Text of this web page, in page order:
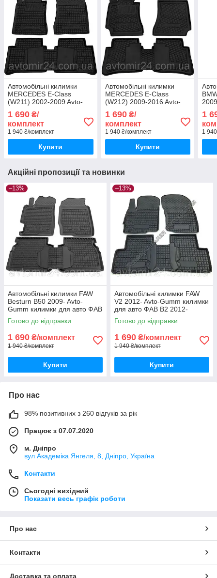
Автомобільні килимки
MERCEDES E-Class
(W211) 2002-2009 Avto-
МЕРСЕДЕС Е-Класс
(В211) 2002-2009 Автогум
1 690 ₴/
комплект
1 940 ₴/комплект
Купити
Автомобільні килимки
MERCEDES E-Class
(W212) 2009-2016 Avto-
МЕРСЕДЕС Е-Класс
(В212) 2009-2016 Автогум
1 690₴/
комплект
1 940 ₴/комплект
Купити
1
1
Акційні пропозиції та новинки
–13%
Автомобільні килимки FAW
Besturn B50 2009- Avto-
Gumm килимки для авто ФАВ
Бестурн Б50 2009- Автогум
Готово до відправки
1 690 ₴/комплект
1 940 ₴/комплект
Купити
–13%
Автомобільні килимки FAW
V2 2012- Avto-Gumm килимки
для авто ФАВ В2 2012-
Автогум
Готово до відправки
1 690 ₴/комплект
1 940 ₴/комплект
Купити
Про нас
98% позитивних з 260 відгуків за рік
Працює з 07.07.2020
м. Дніпро
вул Академіка Янгеля, 8, Дніпро, Україна
Контакти
Сьогодні вихідний
Показати весь графік роботи
Про нас
Контакти
Доставка та оплата